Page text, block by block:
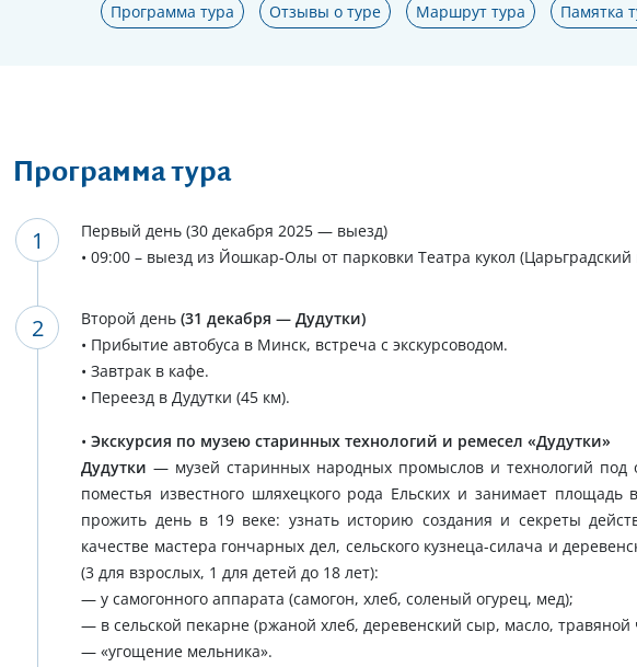
Программа тура Отзывы о туре Маршрут тура Памятка
Программа тура
Первый день (30 декабря 2025 — выезд)
• 09:00 – выезд из Йошкар-Олы от парковки Театра кукол (Царьградский
Второй день (31 декабря — Дудутки)
• Прибытие автобуса в Минск, встреча с экскурсоводом.
• Завтрак в кафе.
• Переезд в Дудутки (45 км).
• Экскурсия по музею старинных технологий и ремесел «Дудутки»
Дудутки — музей старинных народных промыслов и технологий
поместья известного шляхецкого рода Ельских и занимает
прожить день в 19 веке: узнать историю создания и секреты
качестве мастера гончарных дел, сельского кузнеца-силача и
(3 для взрослых, 1 для детей до 18 лет):
— у самогонного аппарата (самогон, хлеб, соленый огурец, мед);
— в сельской пекарне (ржаной хлеб, деревенский сыр, масло, травяной
— «угощение мельника».